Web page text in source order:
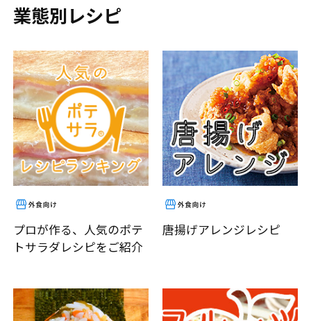
業態別レシピ
プロが作る、人気のポテ
トサラダレシピをご紹介
唐揚げアレンジレシピ